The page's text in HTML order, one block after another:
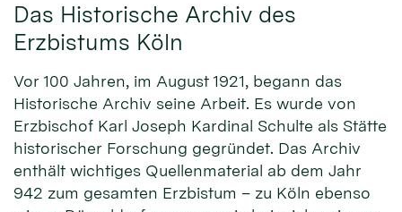
Das Historische Archiv des
Erzbistums Köln
Vor 100 Jahren, im August 1921, begann das
Historische Archiv seine Arbeit. Es wurde von
Erzbischof Karl Joseph Kardinal Schulte als Stätte
historischer Forschung gegründet. Das Archiv
enthält wichtiges Quellenmaterial ab dem Jahr
942 zum gesamten Erzbistum – zu Köln ebenso